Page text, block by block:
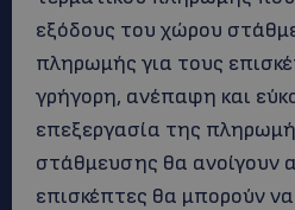
εξόδους του χώρου
πληρωμής για τους
γρήγορη, ανέπαφη και
επεξεργασία της
στάθμευσης θα ανοίγουν
επισκέπτες θα μπορούν